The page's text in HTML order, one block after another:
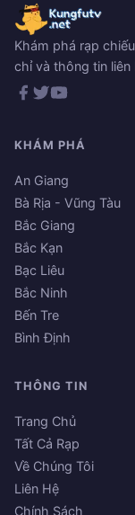
Khám phá rạp
chỉ và thông tin liên
KHÁM PHÁ
An Giang
Bà Rịa - Vũng Tàu
Bắc Giang
Bắc Kạn
Bạc Liêu
Bắc Ninh
Bến Tre
Bình Định
THÔNG TIN
Trang Chủ
Tất Cả Rạp
Về Chúng Tôi
Liên Hệ
Chính Sách